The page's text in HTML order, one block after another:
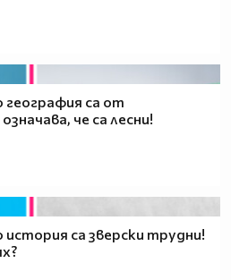
география са от
че са лесни!
история са зверски трудни!